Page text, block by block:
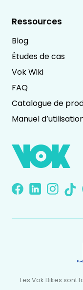
Ressources
Blog
Études de cas
Vok Wiki
FAQ
Catalogue de
Manuel
Les Vok Bikes sont